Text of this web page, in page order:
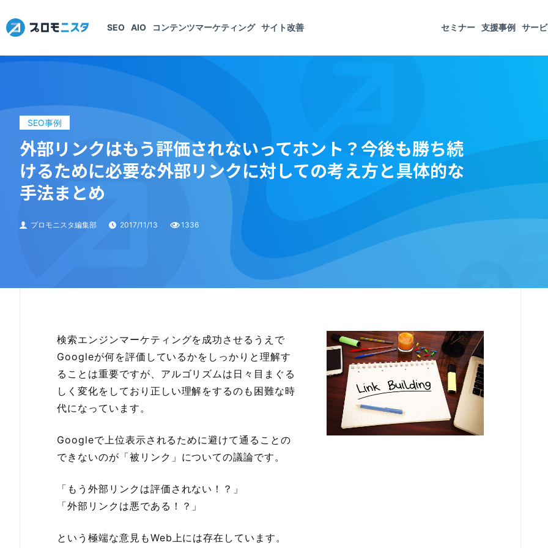
SEO AIO コンテンツマーケティング サイト改善 セミナー 支援事例 サー
SEO事例
外部リンクはもう評価されないってホント？今後も勝ち続
けるために必要な外部リンクに対しての考え方と具体的な
手法まとめ
プロモニスタ編集部 2017/11/13 1336
検索エンジンマーケティングを成功させるうえで
Googleが何を評価しているかをしっかりと理解す
ることは重要ですが、アルゴリズムは日々目まぐる
しく変化をしており正しい理解をするのも困難な時
代になっています。
Googleで上位表示されるために避けて通ることの
できないのが「被リンク」についての議論です。
「もう外部リンクは評価されない！？」
「外部リンクは悪である！？」
という極端な意見もWeb上には存在しています。